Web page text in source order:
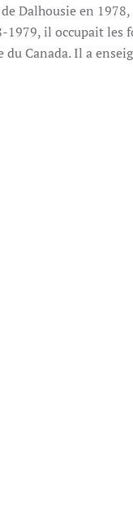
Dalhousie en
il occupait
Canada. Il a